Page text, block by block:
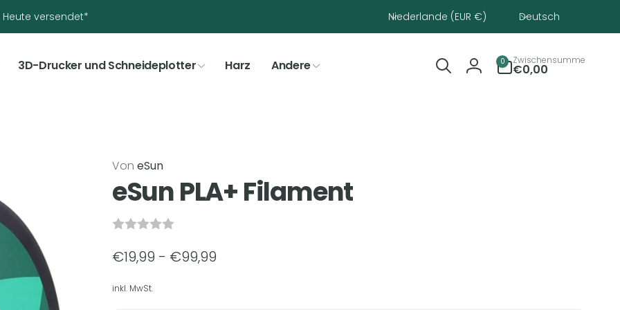
Heute versendet* Niederlande (EUR €) Deutsch
3D-Drucker und Schneideplotter Harz Andere Einloggen
0
Artikel
Zwischensumme
€0,00
Von eSun
eSun PLA+ Filament
€19,99 - €99,99
inkl. MwSt.